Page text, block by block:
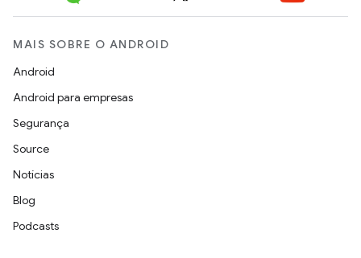
MAIS SOBRE O ANDROID
Android
Android para empresas
Segurança
Source
Notícias
Blog
Podcasts